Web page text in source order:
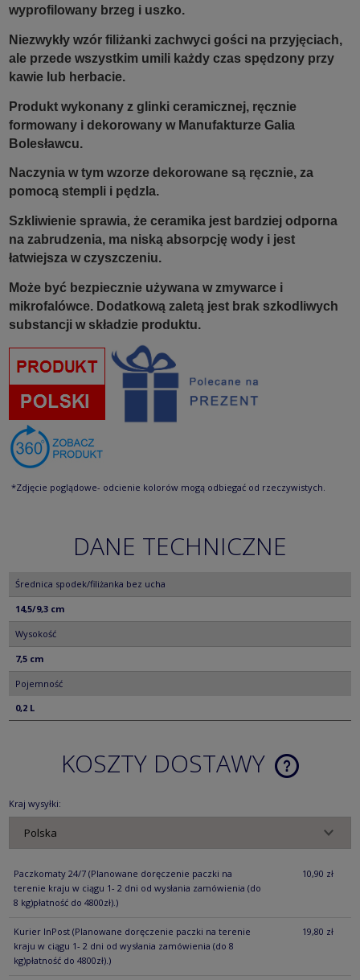
wyprofilowany brzeg i uszko.
Niezwykły wzór filiżanki zachwyci gości na przyjęciach,
ale przede wszystkim umili każdy czas spędzony przy
kawie lub herbacie.
Produkt wykonany z glinki ceramicznej, ręcznie
formowany i dekorowany w Manufakturze Galia
Bolesławcu.
Naczynia w tym wzorze dekorowane są ręcznie, za
pomocą stempli i pędzla.
Szkliwienie sprawia, że ceramika jest bardziej odporna
na zabrudzenia, ma niską absorpcję wody i jest
łatwiejsza w czyszczeniu.
Może być bezpiecznie używana w zmywarce i
mikrofalówce. Dodatkową zaletą jest brak szkodliwych
substancji w składzie produktu.
*Zdjęcie poglądowe- odcienie kolorów mogą odbiegać od rzeczywistych.
DANE TECHNICZNE
Średnica spodek/filiżanka bez ucha
14,5/9,3 cm
Wysokość
7,5 cm
Pojemność
0,2 L
KOSZTY DOSTAWY
CENA NIE
Kraj wysyłki:
Paczkomaty 24/7 (Planowane doręczenie paczki na
terenie kraju w ciągu 1- 2 dni od wysłania zamówienia (do
8 kg)płatność do 4800zł).)
10,90 zł
Kurier InPost (Planowane doręczenie paczki na terenie
kraju w ciągu 1- 2 dni od wysłania zamówienia (do 8
kg)płatność do 4800zł).)
19,80 zł